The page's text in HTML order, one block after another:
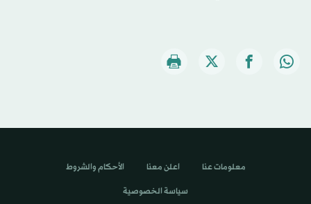
معلومات عنا اعلن معنا الأحكام والشروط
سياسة الخصوصية